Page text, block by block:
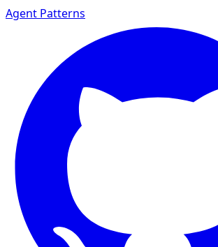
Agent Patterns